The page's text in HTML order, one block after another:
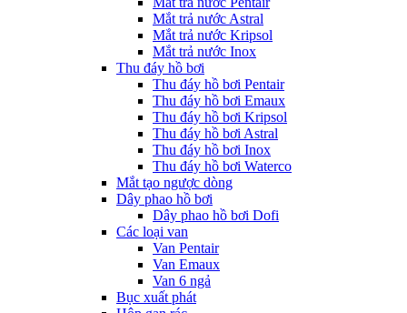
Mắt trả nước Astral
Mắt trả nước Kripsol
Mắt trả nước Inox
Thu đáy hồ bơi
Thu đáy hồ bơi Pentair
Thu đáy hồ bơi Emaux
Thu đáy hồ bơi Kripsol
Thu đáy hồ bơi Astral
Thu đáy hồ bơi Inox
Thu đáy hồ bơi Waterco
Mắt tạo ngược dòng
Dây phao hồ bơi
Dây phao hồ bơi Dofi
Các loại van
Van Pentair
Van Emaux
Van 6 ngả
Bục xuất phát